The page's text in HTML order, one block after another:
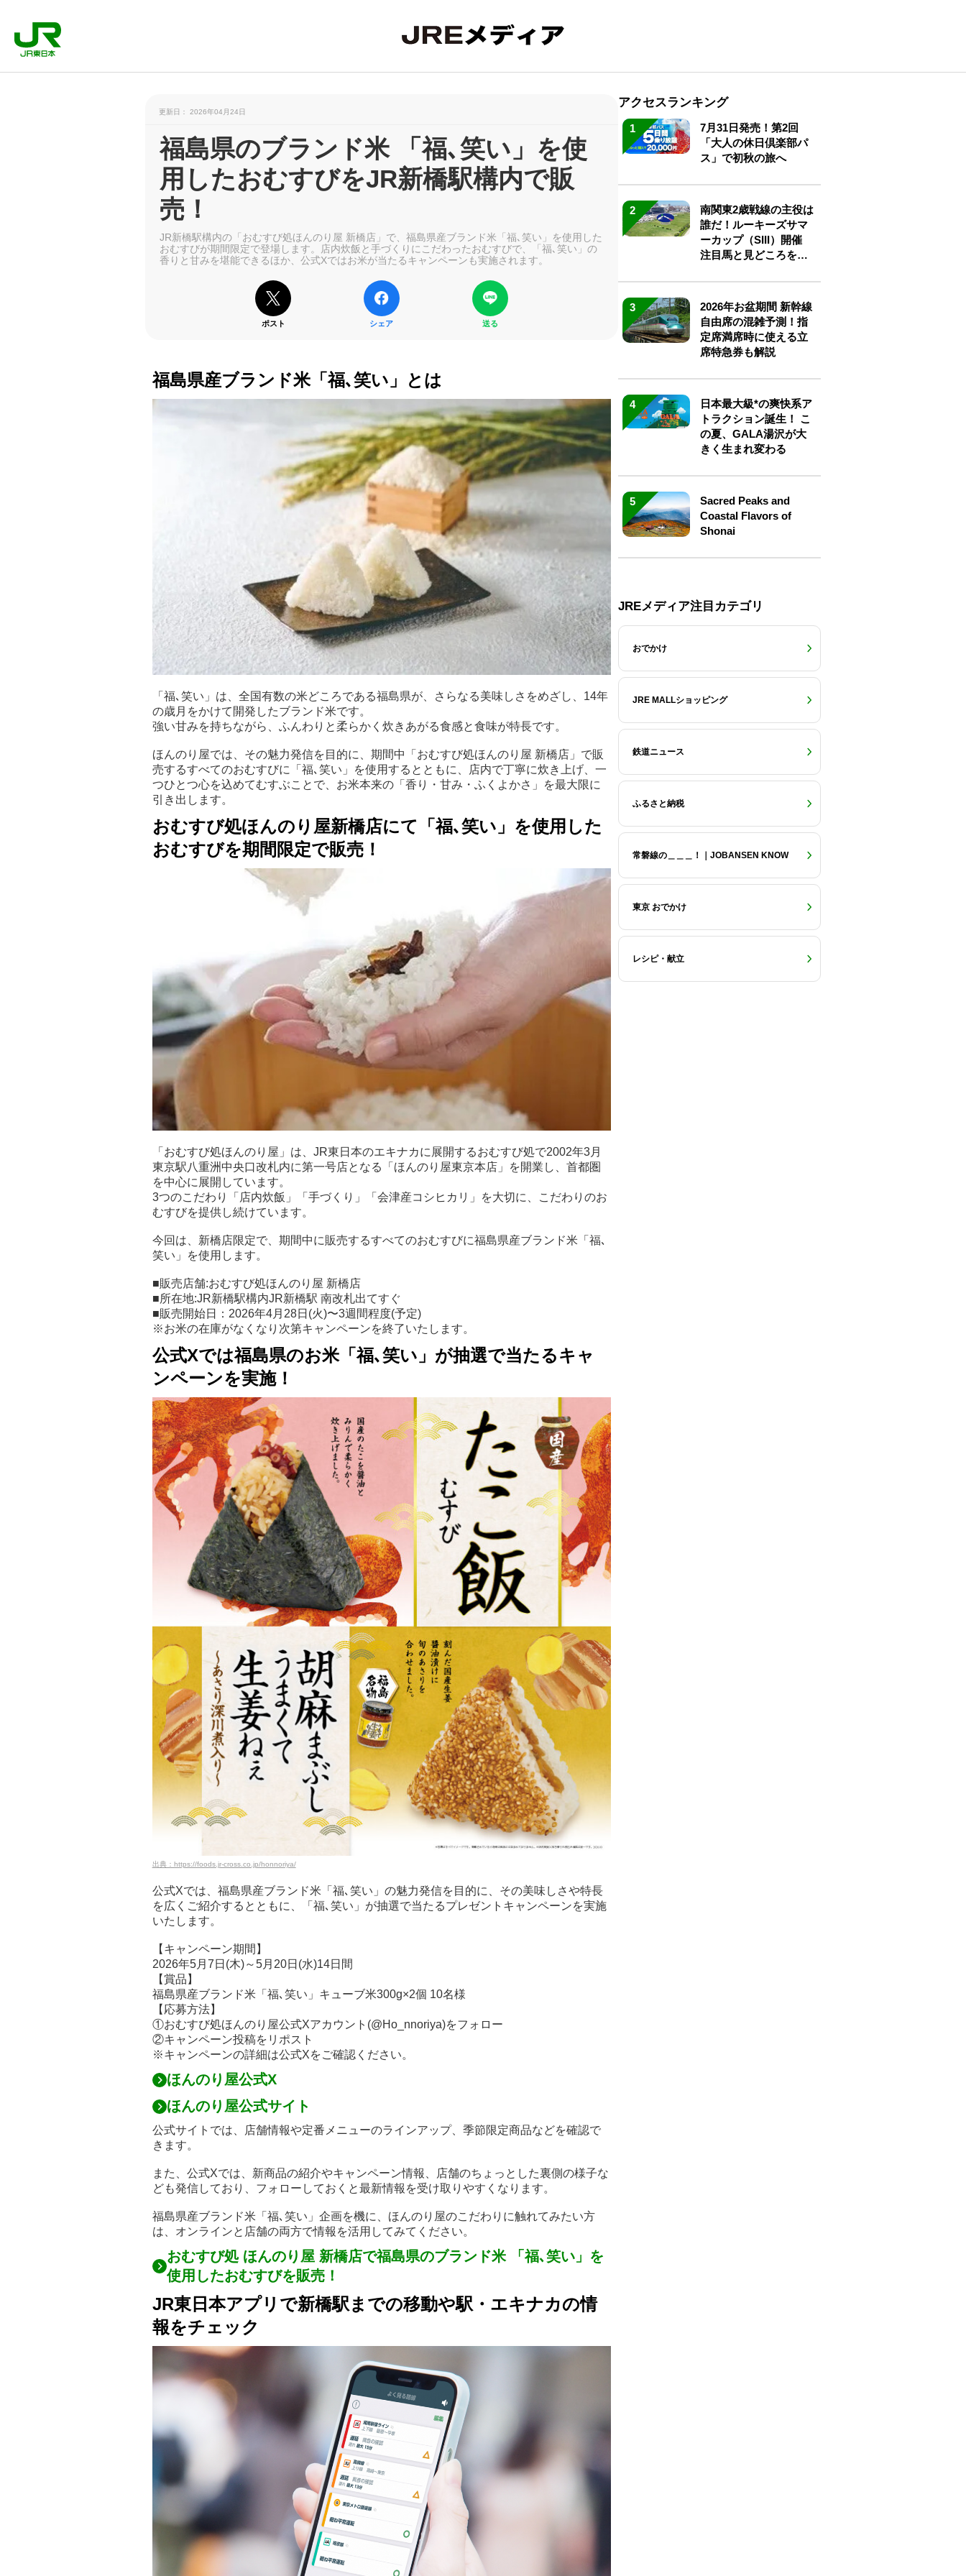
更新日： 2026年04月24日
福島県のブランド米 「福､笑い」を使
用したおむすびをJR新橋駅構内で販
売！
JR新橋駅構内の「おむすび処ほんのり屋 新橋店」で、福島県産ブランド米「福､笑い」を使用した
おむすびが期間限定で登場します。店内炊飯と手づくりにこだわったおむすびで、「福､笑い」の
香りと甘みを堪能できるほか、公式Xではお米が当たるキャンペーンも実施されます。
ポスト シェア 送る
福島県産ブランド米「福､笑い」とは
「福､笑い」は、全国有数の米どころである福島県が、さらなる美味しさをめざし、14年
の歳月をかけて開発したブランド米です。
強い甘みを持ちながら、ふんわりと柔らかく炊きあがる食感と食味が特長です。
ほんのり屋では、その魅力発信を目的に、期間中「おむすび処ほんのり屋 新橋店」で販
売するすべてのおむすびに「福､笑い」を使用するとともに、店内で丁寧に炊き上げ、一
つひとつ心を込めてむすぶことで、お米本来の「香り・甘み・ふくよかさ」を最大限に
引き出します。
おむすび処ほんのり屋新橋店にて「福､笑い」を使用した
おむすびを期間限定で販売！
「おむすび処ほんのり屋」は、JR東日本のエキナカに展開するおむすび処で2002年3月
東京駅八重洲中央口改札内に第一号店となる「ほんのり屋東京本店」を開業し、首都圏
を中心に展開しています。
3つのこだわり「店内炊飯」「手づくり」「会津産コシヒカリ」を大切に、こだわりのお
むすびを提供し続けています。
今回は、新橋店限定で、期間中に販売するすべてのおむすびに福島県産ブランド米「福､
笑い」を使用します。
■販売店舗:おむすび処ほんのり屋 新橋店
■所在地:JR新橋駅構内JR新橋駅 南改札出てすぐ
■販売開始日：2026年4月28日(火)〜3週間程度(予定)
※お米の在庫がなくなり次第キャンペーンを終了いたします。
公式Xでは福島県のお米「福､笑い」が抽選で当たるキャ
ンペーンを実施！
出典：https://foods.jr-cross.co.jp/honnoriya/
公式Xでは、福島県産ブランド米「福､笑い」の魅力発信を目的に、その美味しさや特長
を広くご紹介するとともに、「福､笑い」が抽選で当たるプレゼントキャンペーンを実施
いたします。
【キャンペーン期間】
2026年5月7日(木)～5月20日(水)14日間
【賞品】
福島県産ブランド米「福､笑い」キューブ米300g×2個 10名様
【応募方法】
①おむすび処ほんのり屋公式Xアカウント(@Ho_nnoriya)をフォロー
②キャンペーン投稿をリポスト
※キャンペーンの詳細は公式Xをご確認ください。
ほんのり屋公式X
ほんのり屋公式サイト
公式サイトでは、店舗情報や定番メニューのラインアップ、季節限定商品などを確認で
きます。
また、公式Xでは、新商品の紹介やキャンペーン情報、店舗のちょっとした裏側の様子な
ども発信しており、フォローしておくと最新情報を受け取りやすくなります。
福島県産ブランド米「福､笑い」企画を機に、ほんのり屋のこだわりに触れてみたい方
は、オンラインと店舗の両方で情報を活用してみてください。
おむすび処 ほんのり屋 新橋店で福島県のブランド米 「福､笑い」を
使用したおむすびを販売！
JR東日本アプリで新橋駅までの移動や駅・エキナカの情
報をチェック
アクセスランキング
1
7月31日発売！第2回
「大人の休日倶楽部パ
ス」で初秋の旅へ
2
南関東2歳戦線の主役は
誰だ！ルーキーズサマ
ーカップ（SIII）開催
注目馬と見どころをチ
3
2026年お盆期間 新幹線
自由席の混雑予測！指
定席満席時に使える立
席特急券も解説
4
日本最大級*の爽快系ア
トラクション誕生！ こ
の夏、GALA湯沢が大
きく生まれ変わる
5
Sacred Peaks and
Coastal Flavors of
Shonai
JREメディア注目カテゴリ
おでかけ
JRE MALLショッピング
鉄道ニュース
ふるさと納税
常磐線の＿＿＿！｜JOBANSEN KNOW
東京 おでかけ
レシピ・献立